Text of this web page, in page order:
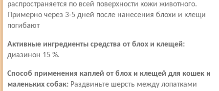
распространяется по всей поверхности кожи животного.
Примерно через 3-5 дней после нанесения блохи и клещи
погибают
Активные ингредиенты средства от блох и клещей:
диазинон 15 %.
Способ применения каплей от блох и клещей для кошек и
маленьких собак: Раздвиньте шерсть между лопатками